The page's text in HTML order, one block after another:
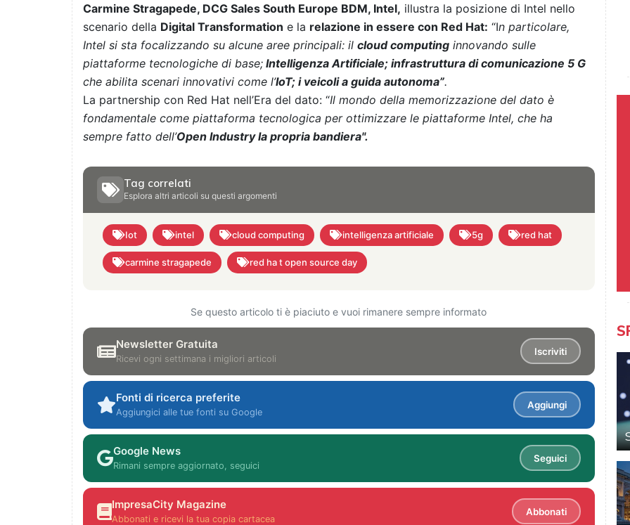
Carmine Stragapede, DCG Sales South Europe BDM, Intel, illustra la posizione di Intel nello
scenario della Digital Transformation e la relazione in essere con Red Hat: “In particolare,
Intel si sta focalizzando su alcune aree principali: il cloud computing innovando sulle
piattaforme tecnologiche di base; Intelligenza Artificiale; infrastruttura di comunicazione 5 G
che abilita scenari innovativi come l’IoT; i veicoli a guida autonoma”.
La partnership con Red Hat nell’Era del dato: “Il mondo della memorizzazione del dato è
fondamentale come piattaforma tecnologica per ottimizzare le piattaforme Intel, che ha
sempre fatto dell’Open Industry la propria bandiera".
Tag correlati
Esplora altri articoli su questi argomenti
Iot intel cloud computing intelligenza artificiale 5g red hat
carmine stragapede red ha t open source day
Se questo articolo ti è piaciuto e vuoi rimanere sempre informato
Newsletter Gratuita
Ricevi ogni settimana i migliori articoli
Iscriviti
Fonti di ricerca preferite
Aggiungici alle tue fonti su Google
Aggiungi
Google News
Rimani sempre aggiornato, seguici
Seguici
ImpresaCity Magazine
Abbonati e ricevi la tua copia cartacea
Abbonati